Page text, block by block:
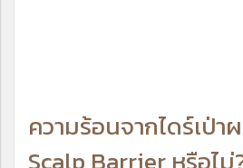
ความร้อนจากไดร์เป่า